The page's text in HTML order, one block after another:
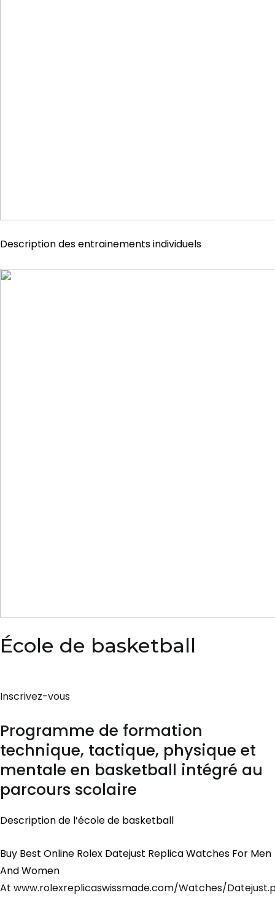
Description des entrainements individuels
École de basketball
Inscrivez-vous
Programme de formation
technique, tactique, physique et
mentale en basketball intégré au
parcours scolaire
Description de l’école de basketball
Buy Best Online Rolex Datejust Replica Watches For Men
And Women
At www.rolexreplicaswissmade.com/Watches/